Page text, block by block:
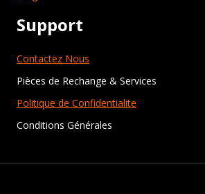
Support
Contactez Nous
Pièces de Rechange & Services
Politique de Confidentialite
Conditions Générales